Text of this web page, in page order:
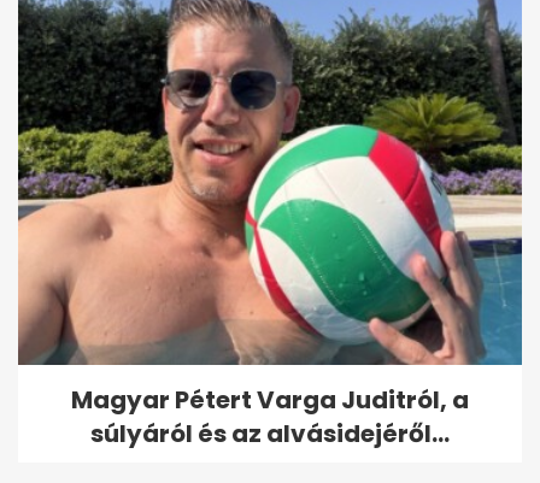
Magyar Pétert Varga Juditról, a
súlyáról és az alvásidejéről...